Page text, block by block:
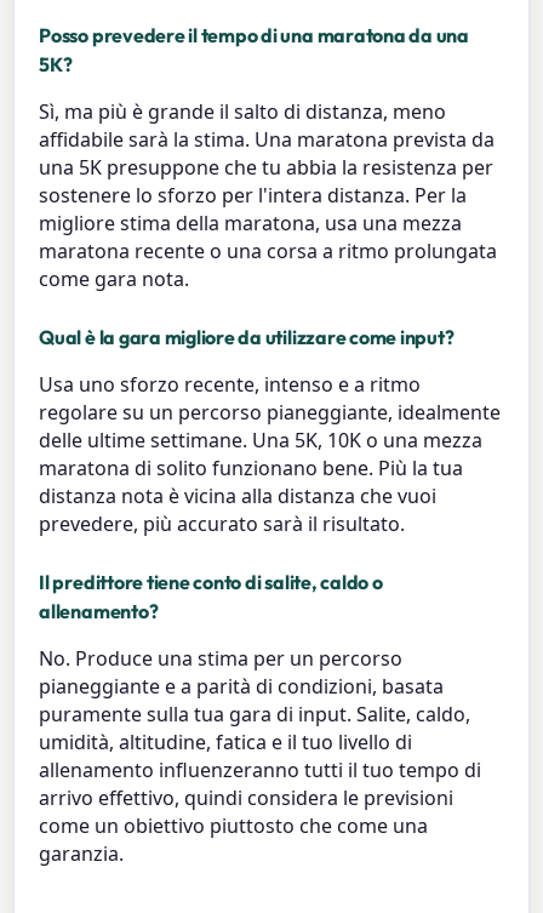
Posso prevedere il tempo di una maratona da una
5K?
Sì, ma più è grande il salto di distanza, meno
affidabile sarà la stima. Una maratona prevista da
una 5K presuppone che tu abbia la resistenza per
sostenere lo sforzo per l'intera distanza. Per la
migliore stima della maratona, usa una mezza
maratona recente o una corsa a ritmo prolungata
come gara nota.
Qual è la gara migliore da utilizzare come input?
Usa uno sforzo recente, intenso e a ritmo
regolare su un percorso pianeggiante, idealmente
delle ultime settimane. Una 5K, 10K o una mezza
maratona di solito funzionano bene. Più la tua
distanza nota è vicina alla distanza che vuoi
prevedere, più accurato sarà il risultato.
Il predittore tiene conto di salite, caldo o
allenamento?
No. Produce una stima per un percorso
pianeggiante e a parità di condizioni, basata
puramente sulla tua gara di input. Salite, caldo,
umidità, altitudine, fatica e il tuo livello di
allenamento influenzeranno tutti il tuo tempo di
arrivo effettivo, quindi considera le previsioni
come un obiettivo piuttosto che come una
garanzia.